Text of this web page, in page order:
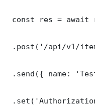
const res = await
.post('/api/v1/
.send({ name: